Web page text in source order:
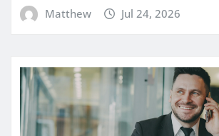
Matthew Jul 24, 2026